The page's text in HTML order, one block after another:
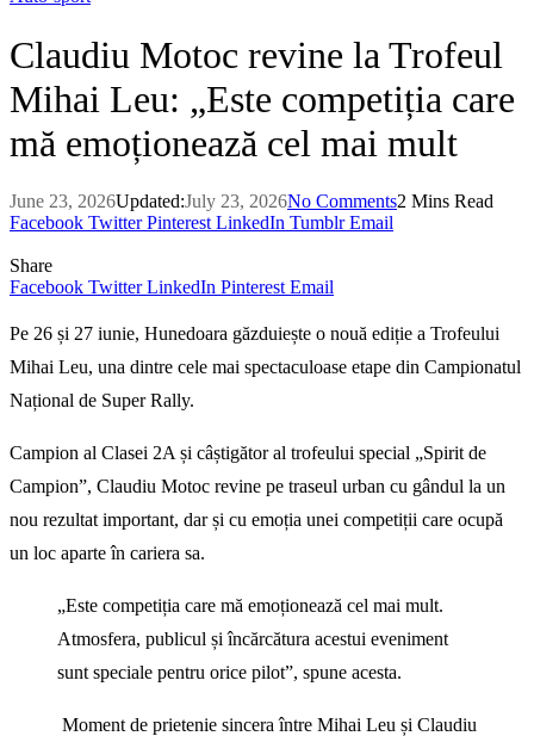
Claudiu Motoc revine la Trofeul
Mihai Leu: „Este competiția care
mă emoționează cel mai mult
June 23, 2026Updated:July 23, 2026No Comments2 Mins Read
Facebook Twitter Pinterest LinkedIn Tumblr Email
Share
Facebook Twitter LinkedIn Pinterest Email
Pe 26 și 27 iunie, Hunedoara găzduiește o nouă ediție a Trofeului
Mihai Leu, una dintre cele mai spectaculoase etape din Campionatul
Național de Super Rally.
Campion al Clasei 2A și câștigător al trofeului special „Spirit de
Campion”, Claudiu Motoc revine pe traseul urban cu gândul la un
nou rezultat important, dar și cu emoția unei competiții care ocupă
un loc aparte în cariera sa.
„Este competiția care mă emoționează cel mai mult.
Atmosfera, publicul și încărcătura acestui eveniment
sunt speciale pentru orice pilot”, spune acesta.
Moment de prietenie sincera între Mihai Leu și Claudiu